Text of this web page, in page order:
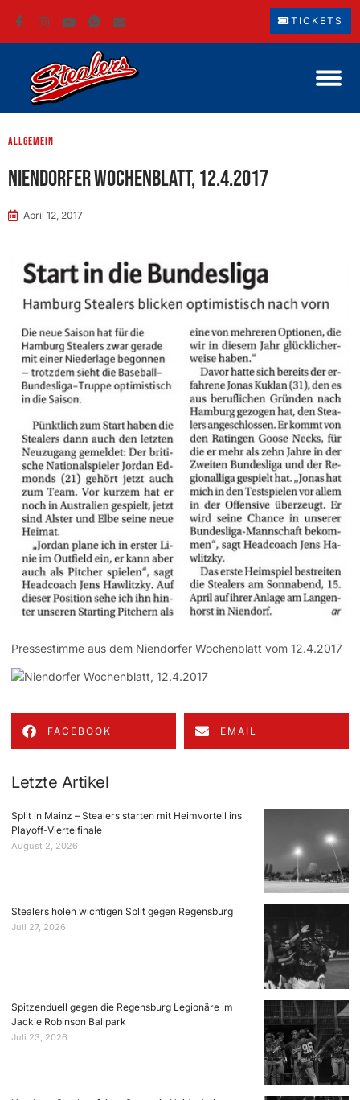
TICKETS
Allgemein
Niendorfer Wochenblatt, 12.4.2017
April 12, 2017
Pressestimme aus dem Niendorfer Wochenblatt vom 12.4.2017
FACEBOOK EMAIL
Letzte Artikel
Split in Mainz – Stealers starten mit Heimvorteil ins
Playoff-Viertelfinale
August 2, 2026
Stealers holen wichtigen Split gegen Regensburg
Juli 27, 2026
Spitzenduell gegen die Regensburg Legionäre im
Jackie Robinson Ballpark
Juli 23, 2026